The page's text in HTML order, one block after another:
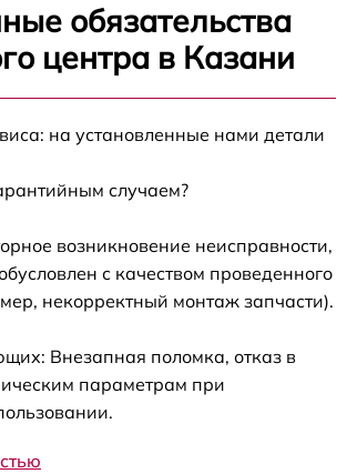
обязательства
центра в Казани
на установленные нами детали
случаем?
возникновение неисправности,
с качеством проведенного
некорректный монтаж запчасти).
Внезапная поломка, отказ в
параметрам при